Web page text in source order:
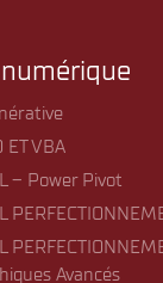
ET VBA
– Power Pivot
Avancés